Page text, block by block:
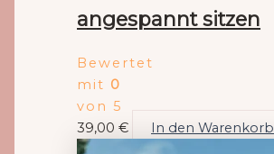
angespannt sitzen
Bewertet
mit 0
von 5
39,00€ In den Warenkorb